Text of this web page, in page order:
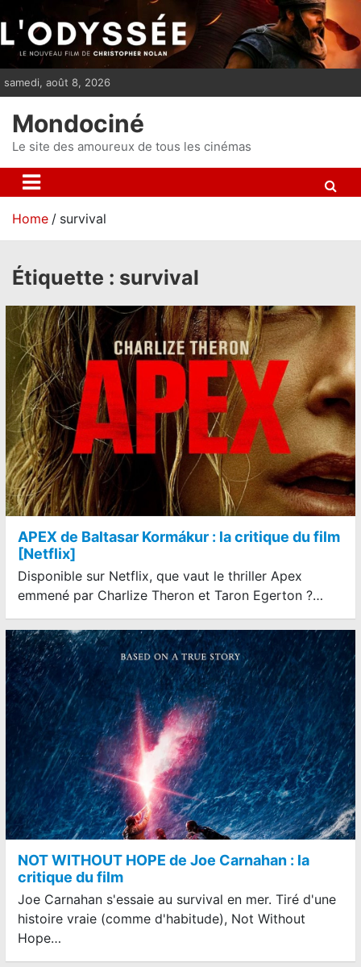
i
p
n
t
samedi, août 8, 2026
Mondociné
Le site des amoureux de tous les cinémas
Home survival
Étiquette : survival
APEX de Baltasar Kormákur : la critique du film
[Netflix]
Disponible sur Netflix, que vaut le thriller Apex
emmené par Charlize Theron et Taron Egerton ?…
NOT WITHOUT HOPE de Joe Carnahan : la
critique du film
Joe Carnahan s'essaie au survival en mer. Tiré d'une
histoire vraie (comme d'habitude), Not Without
Hope…